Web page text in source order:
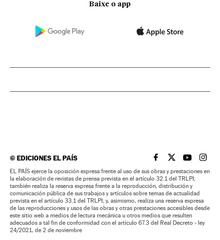
Baixe o app
©EDICIONES EL PAÍS EL PAÍS BRASIL EN
EL PAÍSEL PAÍS
EL
EL PAÍS ejerce la oposición expresa frente al uso de sus obras y prestaciones en
la elaboración de revistas de prensa prevista en el artículo 32.1 del TRLPI;
también realiza la reserva expresa frente a la reproducción, distribución y
comunicación pública de sus trabajos y artículos sobre temas de actualidad
prevista en el artículo 33.1 del TRLPI; y, asimismo, realiza una reserva expresa
de las reproducciones y usos de las obras y otras prestaciones accesibles desde
este sitio web a medios de lectura mecánica u otros medios que resulten
adecuados a tal fin de conformidad con el artículo 67.3 del Real Decreto - ley
24/2021, de 2 de noviembre